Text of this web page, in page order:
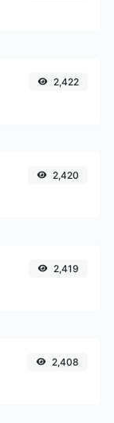
2,422
2,420
2,419
2,408